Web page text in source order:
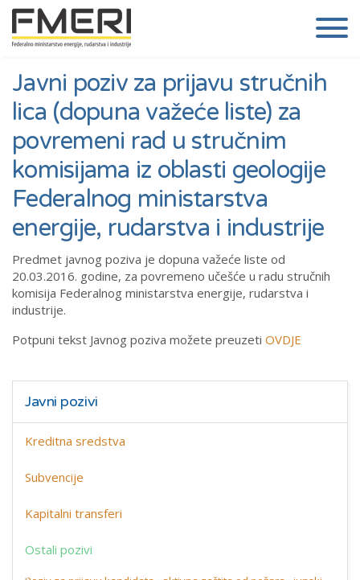
Javni poziv za prijavu stručnih
lica (dopuna važeće liste) za
povremeni rad u stručnim
komisijama iz oblasti geologije
Federalnog ministarstva
energije, rudarstva i industrije
Predmet javnog poziva je dopuna važeće liste od
20.03.2016. godine, za povremeno učešće u radu stručnih
komisija Federalnog ministarstva energije, rudarstva i
industrije.
Potpuni tekst Javnog poziva možete preuzeti OVDJE
Javni pozivi
Kreditna sredstva
Subvencije
Kapitalni transferi
Ostali pozivi